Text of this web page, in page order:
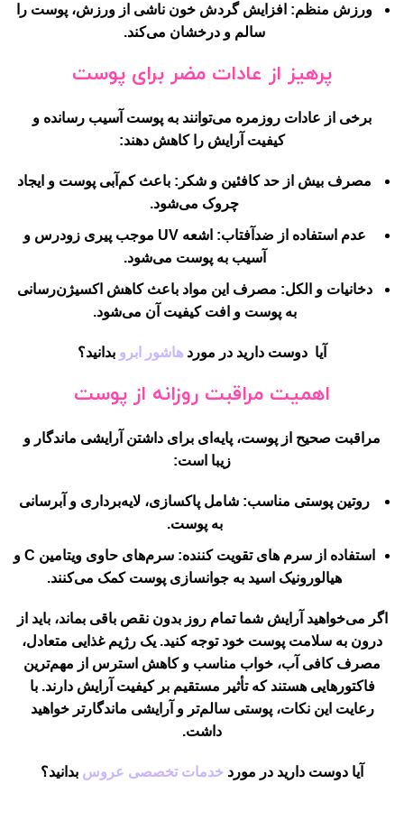
ورزش منظم: افزایش گردش خون ناشی از ورزش، پوست را
سالم و درخشان می‌کند.
پرهیز از عادات مضر برای پوست
برخی از عادات روزمره می‌توانند به پوست آسیب رسانده و
کیفیت آرایش را کاهش دهند:
مصرف بیش از حد کافئین و شکر: باعث کم‌آبی پوست و ایجاد
چروک می‌شود.
عدم استفاده از ضدآفتاب:
اشعه UV موجب پیری زودرس و
آسیب به پوست می‌شود.
دخانیات و الکل: مصرف این مواد باعث کاهش اکسیژن‌رسانی
به پوست و افت کیفیت آن می‌شود.
آیا دوست دارید در مورد هاشور ابرو بدانید؟
اهمیت مراقبت روزانه از پوست
مراقبت صحیح از پوست، پایه‌ای برای داشتن آرایشی ماندگار و
زیبا است:
روتین پوستی مناسب: شامل پاکسازی، لایه‌برداری و آبرسانی
به پوست.
استفاده از سرم های تقویت کننده:
سرم‌های حاوی ویتامین C و
هیالورونیک اسید به جوانسازی پوست کمک می‌کنند.
اگر می‌خواهید آرایش شما تمام روز بدون نقص باقی بماند، باید از
درون به سلامت پوست خود توجه کنید. یک رژیم غذایی متعادل،
مصرف کافی آب، خواب مناسب و کاهش استرس از مهم‌ترین
فاکتورهایی هستند که تأثیر مستقیم بر کیفیت آرایش دارند. با
رعایت این نکات، پوستی سالم‌تر و آرایشی ماندگارتر خواهید
داشت.
آیا دوست دارید در مورد خدمات تخصصی عروس بدانید؟